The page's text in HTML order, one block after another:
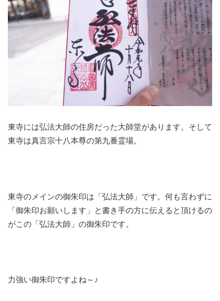
東寺には弘法大師の住房だった大師堂があります。そして
東寺は真言宗十八本尊の第九番霊場。
東寺のメインの御朱印は「弘法大師」です。何も言わずに
「御朱印お願いします」と書き手の方に伝えると頂けるの
がこの「弘法大師」の御朱印です。
力強い御朱印ですよね～♪